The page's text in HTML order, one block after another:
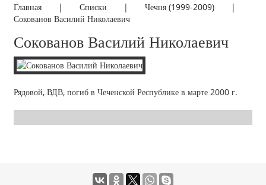
Главная |Списки | Чечня (1999-2009)|
Сокованов Василий Николаевич
Сокованов Василий Николаевич
Рядовой, ВДВ, погиб в Чеченской Республике в марте 2000 г.